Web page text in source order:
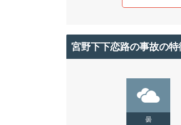
宮野下下恋路の事故の特
曇